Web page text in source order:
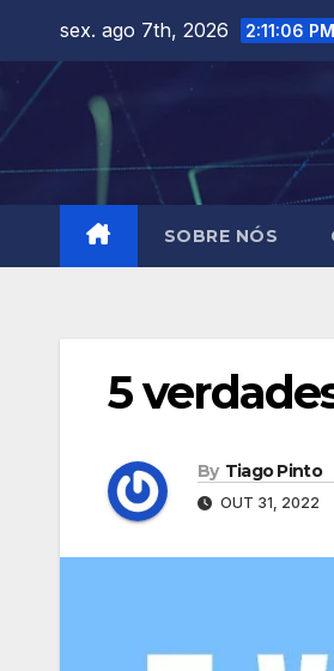
content
sex. ago 7th, 2026 2:11:07 PM
SOBRE NÓS
5
By Tiago Pinto
OUT 31, 2022